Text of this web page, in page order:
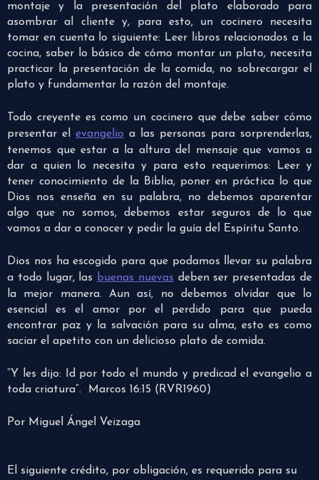
montaje y la presentación del plato elaborado para
asombrar al cliente y, para esto, un cocinero necesita
tomar en cuenta lo siguiente: Leer libros relacionados a la
cocina, saber lo básico de cómo montar un plato, necesita
practicar la presentación de la comida, no sobrecargar el
plato y fundamentar la razón del montaje.
Todo creyente es como un cocinero que debe saber cómo
presentar el evangelio a las personas para sorprenderlas,
tenemos que estar a la altura del mensaje que vamos a
dar a quien lo necesita y para esto requerimos: Leer y
tener conocimiento de la Biblia, poner en práctica lo que
Dios nos enseña en su palabra, no debemos aparentar
algo que no somos, debemos estar seguros de lo que
vamos a dar a conocer y pedir la guía del Espíritu Santo.
Dios nos ha escogido para que podamos llevar su palabra
a todo lugar, las buenas nuevas deben ser presentadas de
la mejor manera. Aun así, no debemos olvidar que lo
esencial es el amor por el perdido para que pueda
encontrar paz y la salvación para su alma, esto es como
saciar el apetito con un delicioso plato de comida.
“Y les dijo: Id por todo el mundo y predicad el evangelio a
toda criatura”. Marcos 16:15 (RVR1960)
Por Miguel Ángel Veizaga
El siguiente crédito, por obligación, es requerido para su